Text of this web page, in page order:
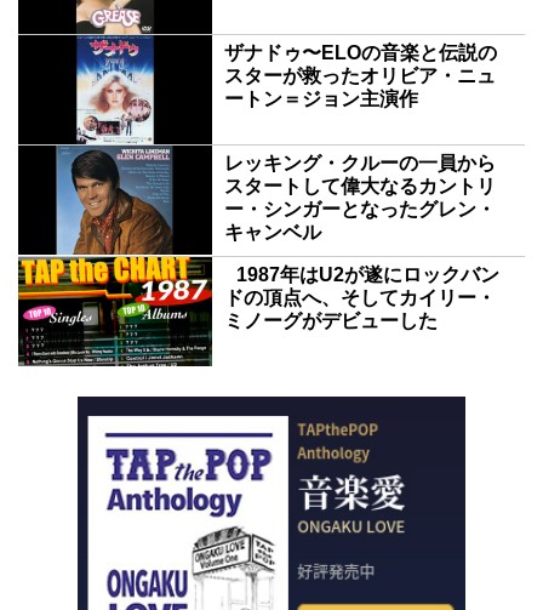
ザナドゥ〜ELOの音楽と伝説の
スターが救ったオリビア・ニュ
ートン＝ジョン主演作
レッキング・クルーの一員から
スタートして偉大なるカントリ
ー・シンガーとなったグレン・
キャンベル
1987年はU2が遂にロックバン
ドの頂点へ、そしてカイリー・
ミノーグがデビューした